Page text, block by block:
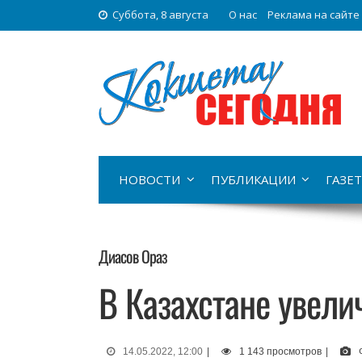
Суббота, 8 августа О нас Реклама на сайте
НОВОСТИ ПУБЛИКАЦИИ
Диасов Ораз
В Казахстане
14.05.2022, 12:00 | 1 143 просмотров |